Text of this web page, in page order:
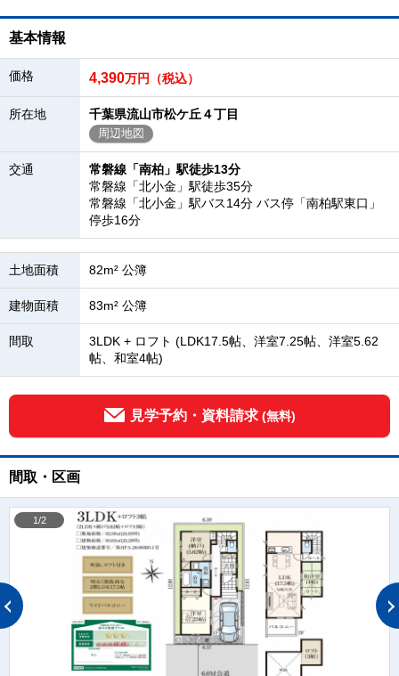
基本情報
価格 4,390万円（税込）
所在地 千葉県流山市松ケ丘４丁目
周辺地図
交通
常磐線「南柏」駅徒歩13分
常磐線「北小金」駅徒歩35分
常磐線「北小金」駅バス14分 バス停「南柏駅東口」
停歩16分
土地面積 82m² 公簿
建物面積 83m² 公簿
間取
3LDK + ロフト (LDK17.5帖、洋室7.25帖、洋室5.62
帖、和室4帖)
見学予約・資料請求 (無料)
間取・区画
1/2